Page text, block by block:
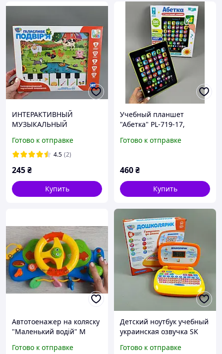
ИНТЕРАКТИВНЫЙ
МУЗЫКАЛЬНЫЙ
"ШУМНЫЙ ДВОР",
LIMOTOY
Готово к отправке
4.5 (2)
245₴
Купить
Учебный планшет
"Абетка" PL-719-17,
буквы, цвета, счет, 120
Готово к отправке
460₴
Купить
Автотоенажер на коляску
"Маленький водій" M
Готово к отправке
Детский ноутбук учебный
украинская озвучка SK
Готово к отправке